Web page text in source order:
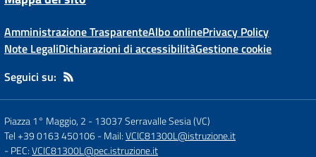
Amministrazione TrasparenteAlbo onlinePrivacy Policy
Note LegaliDichiarazioni di accessibilitàGestione cookie
Seguici su:
Piazza 1° Maggio, 2 -13037 Serravalle Sesia (VC)
Tel +39 0163 450106- Mail:VCIC81300L@istruzione.it
- PEC:VCIC81300L@pec.istruzione.it